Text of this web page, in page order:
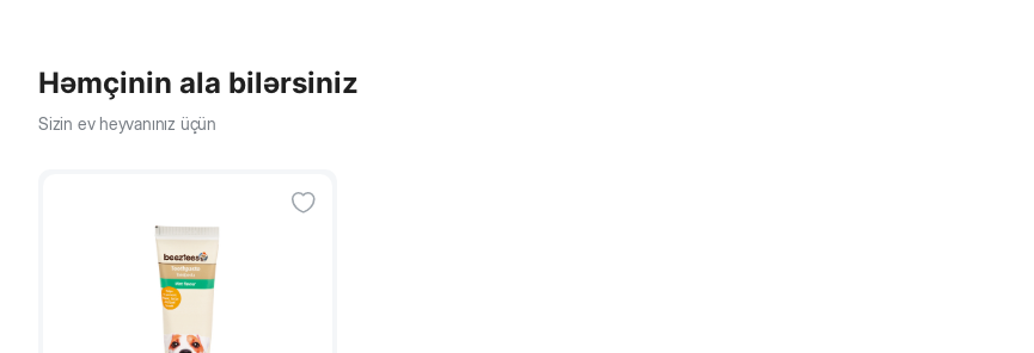
Həmçinin ala bilərsiniz
Sizin ev heyvanınız üçün